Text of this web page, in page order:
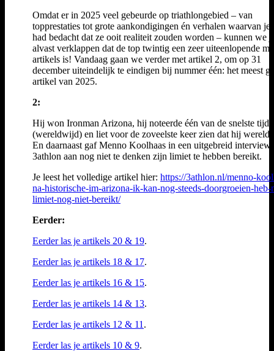
Omdat er in 2025 veel gebeurde op triathlongebied – van
topprestaties tot grote aankondigingen én verhalen waarvan je
had bedacht dat ze ooit realiteit zouden worden – kunnen we
alvast verklappen dat de top twintig een zeer uiteenlopende
artikels is! Vandaag gaan we verder met artikel 2, om op 31
december uiteindelijk te eindigen bij nummer één: het meest
artikel van 2025.
2:
Hij won Ironman Arizona, hij noteerde één van de snelste
(wereldwijd) en liet voor de zoveelste keer zien dat hij
En daarnaast gaf Menno Koolhaas in een uitgebreid interview
3athlon aan nog niet te denken zijn limiet te hebben bereikt.
Je leest het volledige artikel hier: https://3athlon.nl/menno-
na-historische-im-arizona-ik-kan-nog-steeds-doorgroeien-
limiet-nog-niet-bereikt/
Eerder:
Eerder las je artikels 20 & 19.
Eerder las je artikels 18 & 17.
Eerder las je artikels 16 & 15.
Eerder las je artikels 14 & 13.
Eerder las je artikels 12 & 11 .
Eerder las je artikels 10 & 9.